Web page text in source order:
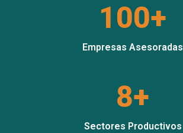
100+
Empresas Asesoradas
8+
Sectores Productivos